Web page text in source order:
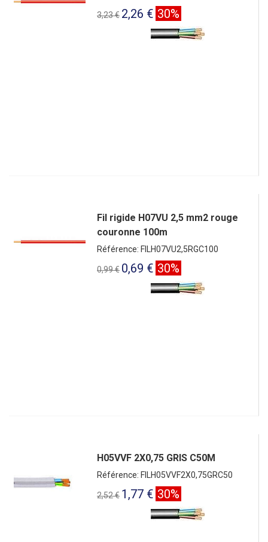
3,23 € 2,26 € 30%
Fil rigide H07VU 2,5 mm2 rouge
couronne 100m
Référence: FILH07VU2,5RGC100
0,99 € 0,69 € 30%
H05VVF 2X0,75 GRIS C50M
Référence: FILH05VVF2X0,75GRC50
2,52 € 1,77 € 30%